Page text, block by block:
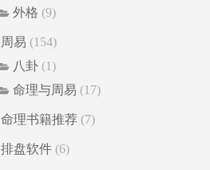
外格 (9)
周易 (154)
八卦 (1)
命理与周易 (17)
命理书籍推荐 (7)
排盘软件 (6)